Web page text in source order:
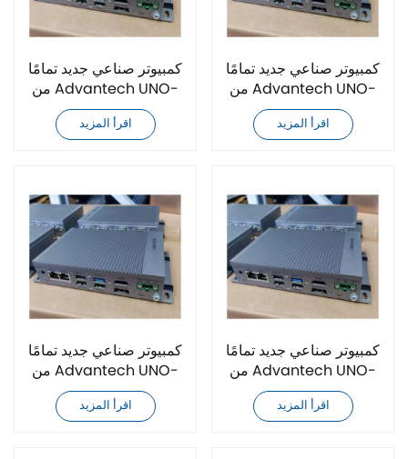
كمبيوتر صناعي جديد تمامًا
من Advantech UNO-
2372G-E021BE
اقرأ المزيد
كمبيوتر صناعي جديد تمامًا
من Advantech UNO-
2372G-J122AE
اقرأ المزيد
كمبيوتر صناعي جديد تمامًا
من Advantech UNO-
2372G-J121AE
اقرأ المزيد
كمبيوتر صناعي جديد تمامًا
من Advantech UNO-
2372G-J231AE
اقرأ المزيد